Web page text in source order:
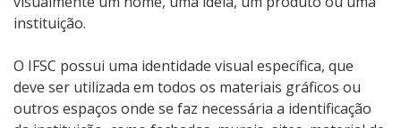
instituição.
O IFSC possui uma identidade visual específica, que
deve ser utilizada em todos os materiais gráficos ou
outros espaços onde se faz necessária a identificação